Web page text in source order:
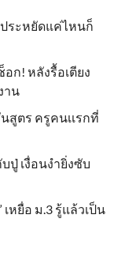
ระหยัดแค่ไหนก็
ก! หลังรื้อเตียง
าน
สูตร ครูคนเเรกที่
ปู่ เงื่อนงำยิ่งซับ
หยื่อ ม.3 รู้แล้วเป็น